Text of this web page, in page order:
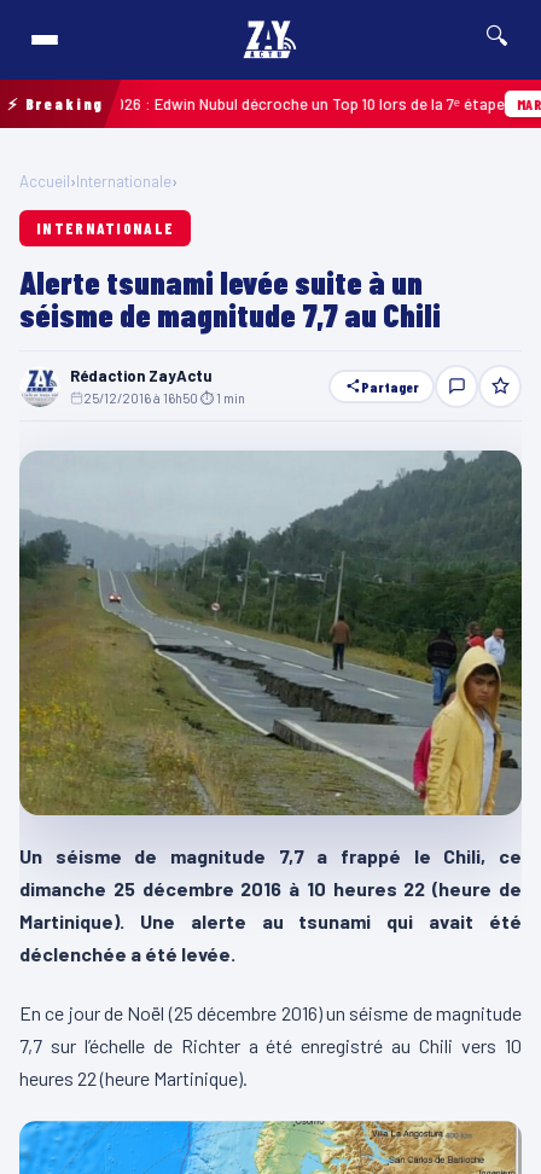
🔍
⚡ Breaking
2026 : Edwin Nubul décroche un Top 10 lors de la 7ᵉ étape
Accueil›Internationale›
INTERNATIONALE
Alerte tsunami levée suite à un
séisme de magnitude 7,7 au Chili
Rédaction ZayActu
25/12/2016 à 16h50 ⏱ 1 min
Partager
Un séisme de magnitude 7,7 a frappé le Chili, ce
dimanche 25 décembre 2016 à 10 heures 22 (heure de
Martinique). Une alerte au tsunami qui avait été
déclenchée a été levée.
En ce jour de Noël (25 décembre 2016) un séisme de magnitude
7,7 sur l’échelle de Richter a été enregistré au Chili vers 10
heures 22 (heure Martinique).